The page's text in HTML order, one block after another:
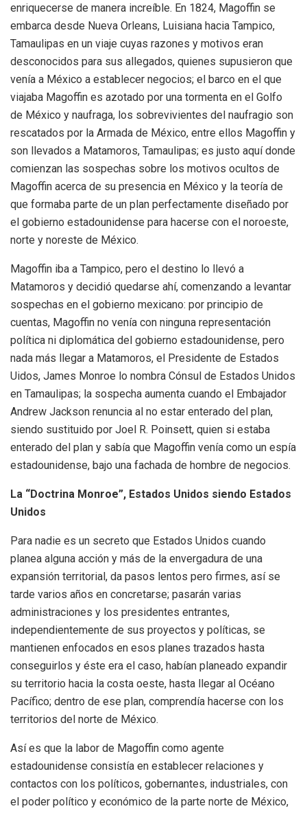
enriquecerse de manera increíble. En 1824, Magoffin se
embarca desde Nueva Orleans, Luisiana hacia Tampico,
Tamaulipas en un viaje cuyas razones y motivos eran
desconocidos para sus allegados, quienes supusieron que
venía a México a establecer negocios; el barco en el que
viajaba Magoffin es azotado por una tormenta en el Golfo
de México y naufraga, los sobrevivientes del naufragio son
rescatados por la Armada de México, entre ellos Magoffin y
son llevados a Matamoros, Tamaulipas; es justo aquí donde
comienzan las sospechas sobre los motivos ocultos de
Magoffin acerca de su presencia en México y la teoría de
que formaba parte de un plan perfectamente diseñado por
el gobierno estadounidense para hacerse con el noroeste,
norte y noreste de México.
Magoffin iba a Tampico, pero el destino lo llevó a
Matamoros y decidió quedarse ahí, comenzando a levantar
sospechas en el gobierno mexicano: por principio de
cuentas, Magoffin no venía con ninguna representación
política ni diplomática del gobierno estadounidense, pero
nada más llegar a Matamoros, el Presidente de Estados
Uidos, James Monroe lo nombra Cónsul de Estados Unidos
en Tamaulipas; la sospecha aumenta cuando el Embajador
Andrew Jackson renuncia al no estar enterado del plan,
siendo sustituido por Joel R. Poinsett, quien si estaba
enterado del plan y sabía que Magoffin venía como un espía
estadounidense, bajo una fachada de hombre de negocios.
La “Doctrina Monroe”, Estados Unidos siendo Estados
Unidos
Para nadie es un secreto que Estados Unidos cuando
planea alguna acción y más de la envergadura de una
expansión territorial, da pasos lentos pero firmes, así se
tarde varios años en concretarse; pasarán varias
administraciones y los presidentes entrantes,
independientemente de sus proyectos y políticas, se
mantienen enfocados en esos planes trazados hasta
conseguirlos y éste era el caso, habían planeado expandir
su territorio hacia la costa oeste, hasta llegar al Océano
Pacífico; dentro de ese plan, comprendía hacerse con los
territorios del norte de México.
Así es que la labor de Magoffin como agente
estadounidense consistía en establecer relaciones y
contactos con los políticos, gobernantes, industriales, con
el poder político y económico de la parte norte de México,